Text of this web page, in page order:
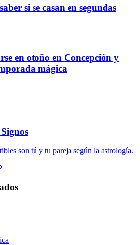
si se casan en segundas
en otoño en Concepción y
mágica
son tú y tu pareja según la astrología.